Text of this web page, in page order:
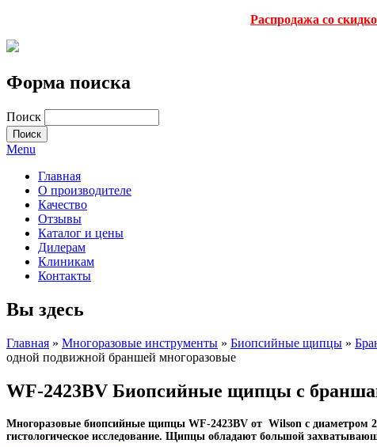
Распродажа со
Форма поиска
Поиск
Menu
Главная
О производителе
Качество
Отзывы
Каталог и цены
Дилерам
Клиникам
Контакты
Вы здесь
Главная » Многоразовые инструменты » Биопсийные щипцы »
одной подвижной браншей многоразовые
WF-2423BV Биопсийные щипцы с
Многоразовые биопсийные щипцы WF-2423BV от Wilson с диаметром
гистологическое исследование. Щипцы обладают большой